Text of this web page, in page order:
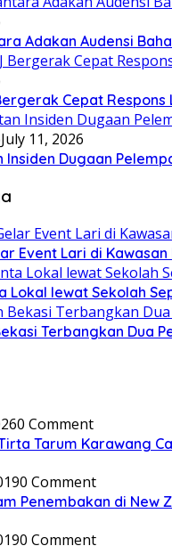
Adakan Audensi
Cepat
July 11, 2026
Insiden Dugaan
Event Lari di
Lokal lewat Sekolah
Terbangkan Dua
0 Comment
Tarum Karawang
0 Comment
Penembakan di New
0 Comment